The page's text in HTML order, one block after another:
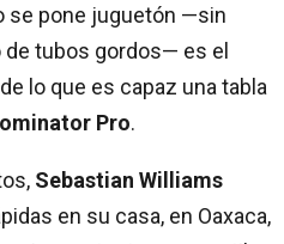
se pone juguetón —sin
de tubos gordos— es el
lo que es capaz una tabla
Pro.
Sebastian Williams
en su casa, en Oaxaca,